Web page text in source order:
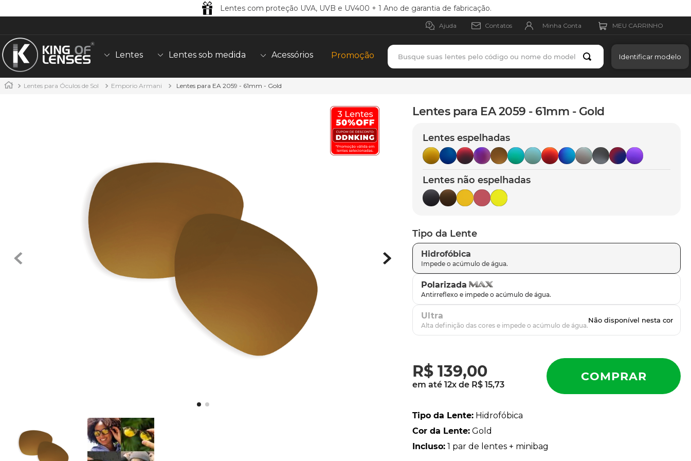
Lentes com proteção UVA, UVB e UV400 + 1 Ano de garantia de fabricação.
Ajuda Contatos Minha Conta
Lentes Lentes sob medida Acessórios Promoção
Busque suas lentes pelo código ou nome do modelo
Identificar modelo
Lentes para Óculos de Sol Emporio Armani Lentes para EA 2059 - 61mm - Gold
Lentes para EA 2059 - 61mm - Gold
Lentes espelhadas
Lentes não espelhadas
Tipo da Lente
Hidrofóbica
Polarizada
Ultra
R$ 139,00
em até12x de R$ 15,73
Tipo da Lente: Hidrofóbica
Cor da Lente: Gold
Incluso: 1 par de lentes + minibag
TERMOS MAIS BUSCADOS
8
latch
sutro